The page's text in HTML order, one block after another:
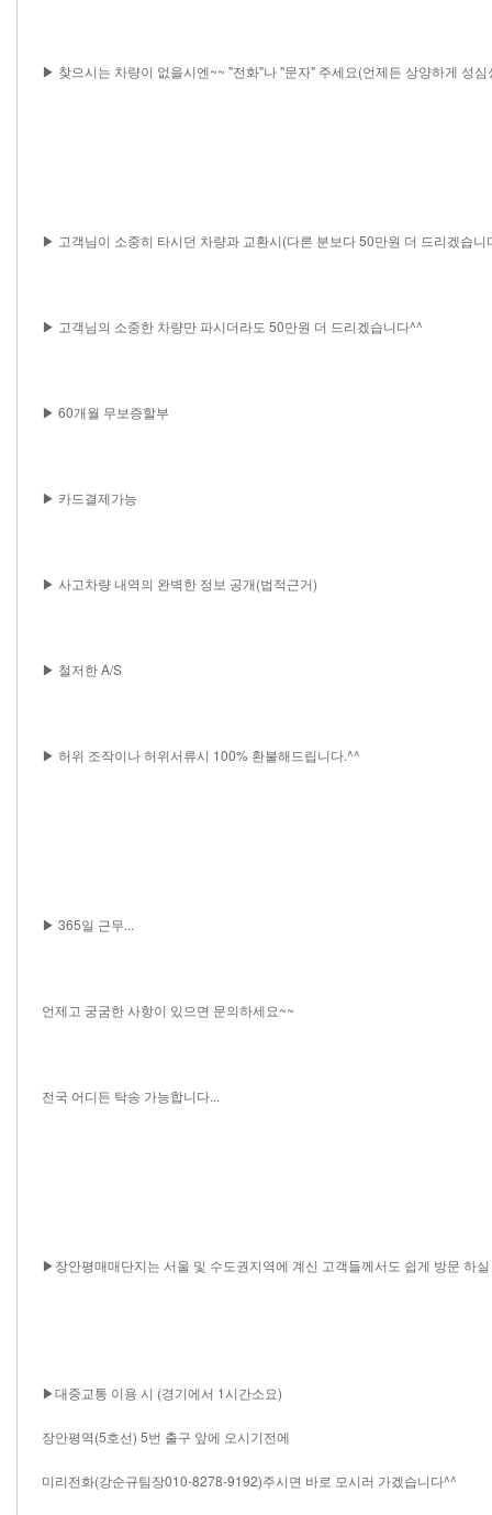
▶ 찾으시는 차량이 없을시엔~~ "전화"나 "문자" 주세요(언제든 상양하게 성
▶ 고객님이 소중히 타시던 차량과 교환시(다른 분보다 50만원 더 드리겠습
▶ 고객님의 소중한 차량만 파시더라도 50만원 더 드리겠습니다^^
▶ 60개월 무보증할부
▶ 카드결제가능
▶ 사고차량 내역의 완벽한 정보 공개(법적근거)
▶ 철저한 A/S
▶ 허위 조작이나 허위서류시 100% 환불해드립니다.^^
▶ 365일 근무...
언제고 궁굼한 사항이 있으면 문의하세요~~
전국 어디든 탁송 가능합니다...
▶장안평매매단지는 서울 및 수도권지역에 계신 고객들께서도 쉽게 방문 하
▶대중교통 이용 시 (경기에서 1시간소요)
장안평역(5호선) 5번 출구 앞에 오시기전에
미리전화(강순규팀장010-8278-9192)주시면 바로 모시러 가겠습니다^^